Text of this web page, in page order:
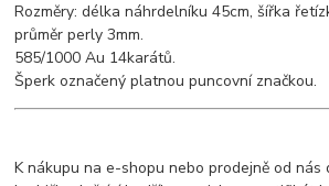
Rozměry: délka náhrdelníku 45cm, šířka
průměr perly 3mm.
585/1000 Au 14karátů.
Šperk označený platnou puncovní značkou.
K nákupu na e-shopu nebo prodejně od